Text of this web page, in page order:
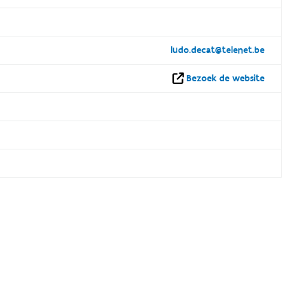
ludo.decat@telenet.be
Bezoek de website